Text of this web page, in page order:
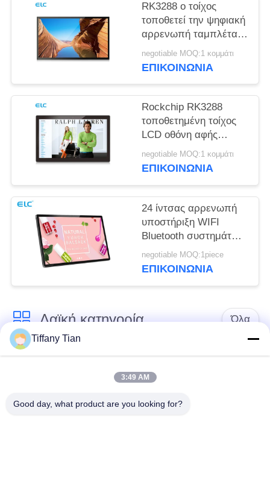
RK3288 ο τοίχος
τοποθετεί την ψηφιακή
αρρενωπή ταμπλέτα
υποστήριξης σημείου
εισόδου συστημάτων
negotiable MOQ:1 κομμάτι
ΕΠΙΚΟΙΝΩΝΙΑ
Rockchip RK3288
τοποθετημένη τοίχος
LCD οθόνη αφής
επιτροπής χωρητική
αρρενωπά 8,1
negotiable MOQ:1 κομμάτι
ΕΠΙΚΟΙΝΩΝΙΑ
24 ίντσας αρρενωπή
υποστήριξη WIFI
Bluetooth συστημάτων
σηματοδότησης
ταμπλετών ψηφιακή
negotiable MOQ:1piece
ΕΠΙΚΟΙΝΩΝΙΑ
Λαϊκή κατηγορία Όλα
Λύσεις οθόνης
εστιατορίων
Σημειώσεις οθόνης
Tiffany Tian
3:49 AM
Good day, what product are you looking for?